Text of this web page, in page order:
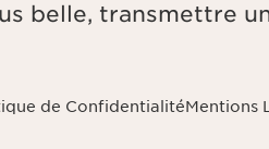
belle, transmettre
de ConfidentialitéMentions